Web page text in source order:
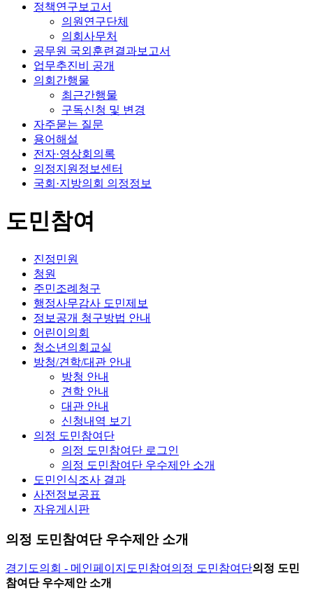
정책연구보고서
의원연구단체
의회사무처
공무원 국외훈련결과보고서
업무추진비 공개
의회간행물
최근간행물
구독신청 및 변경
자주묻는 질문
용어해설
전자·영상회의록
의정지원정보센터
국회·지방의회 의정정보
도민참여
진정민원
청원
주민조례청구
행정사무감사 도민제보
정보공개 청구방법 안내
어린이의회
청소년의회교실
방청/견학/대관 안내
방청 안내
견학 안내
대관 안내
신청내역 보기
의정 도민참여단
의정 도민참여단 로그인
의정 도민참여단 우수제안 소개
도민인식조사 결과
사전정보공표
자유게시판
의정 도민참여단 우수제안 소개
경기도의회 - 메인페이지 도민참여 의정 도민참여단의정 도민
참여단 우수제안 소개